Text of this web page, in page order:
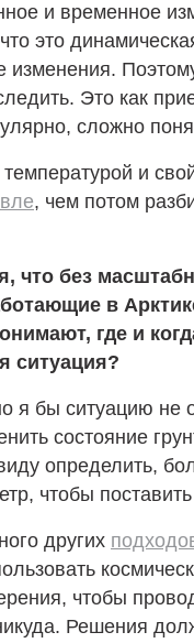
и временное
это
изменения.
Это как
сложно
и
, чем потом
что без
в
где и
ситуация?
я бы ситуацию не
состояние
определить,
чтобы
других
чтобы
Решения